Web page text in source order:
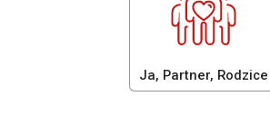
Ja, Partner, Rodzice